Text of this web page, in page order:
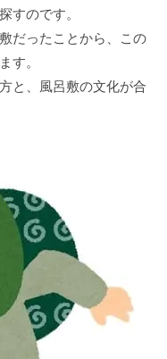
すのです。
だったことから、この
す。
と、風呂敷の文化が合